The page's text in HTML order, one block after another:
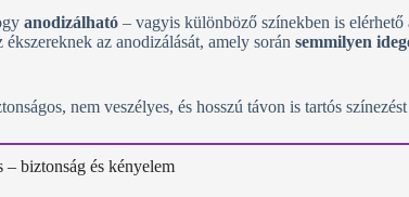
anodizálható – vagyis különböző színekben is
az anodizálását, amely során semmilyen
nem veszélyes, és hosszú távon is tartós
– biztonság és kényelem